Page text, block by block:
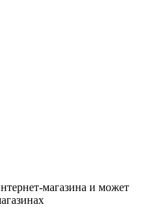
магазина и может